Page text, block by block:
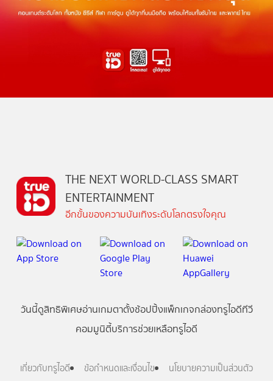
THE NEXT WORLD-CLASS SMART
ENTERTAINMENT
อีกขั้นของความบันเทิงระดับโลกตรงใจคุณ
วันนี้ดูสิทธิพิเศษอ่านเกมตาตั้งช้อปปิ้งแพ็กเกจกล่องทรูไอดีทีวี
คอมมูนิตี้บริการช่วยเหลือทรูไอดี
เกี่ยวกับทรูไอดี ข้อกำหนดและเงื่อนไข นโยบายความเป็นส่วนตัว